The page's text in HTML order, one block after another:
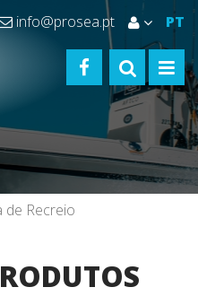
info@prosea.pt PT
FACEBOOK
TOGGLE
de Recreio